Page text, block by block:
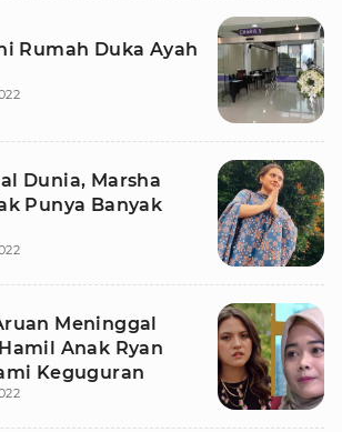
Rumah Duka Ayah
Dunia, Marsha
Punya Banyak
Meninggal
Anak Ryan
Keguguran